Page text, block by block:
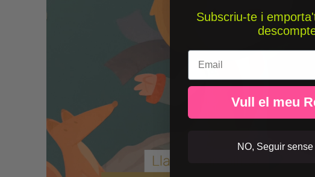
Subscriu-te i
Email
Vull el meu
NO, Seguir sense